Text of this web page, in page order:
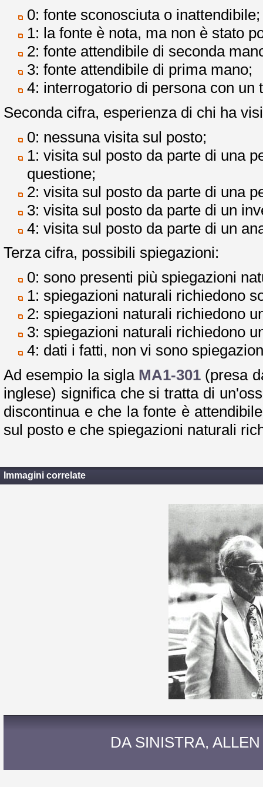
0: fonte sconosciuta o inattendibile;
1: la fonte è nota, ma non è stato
2: fonte attendibile di seconda
3: fonte attendibile di prima mano;
4: interrogatorio di persona con
Seconda cifra, esperienza di chi ha
0: nessuna visita sul posto;
1: visita sul posto da parte di una
questione;
2: visita sul posto da parte di una
3: visita sul posto da parte di un
4: visita sul posto da parte di un
Terza cifra, possibili spiegazioni:
0: sono presenti più spiegazioni
1: spiegazioni naturali richiedono
2: spiegazioni naturali richiedono
3: spiegazioni naturali richiedono
4: dati i fatti, non vi sono
Ad esempio la sigla MA1-301 (presa
inglese) significa che si tratta di
discontinua e che la fonte è
sul posto e che spiegazioni naturali
Immagini correlate
DA SINISTRA,